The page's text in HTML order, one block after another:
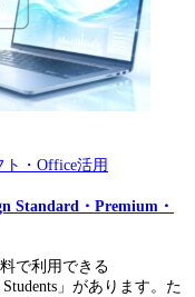
ト・Office活用
Standard・Premium・
で利用できる
Students」があります。た